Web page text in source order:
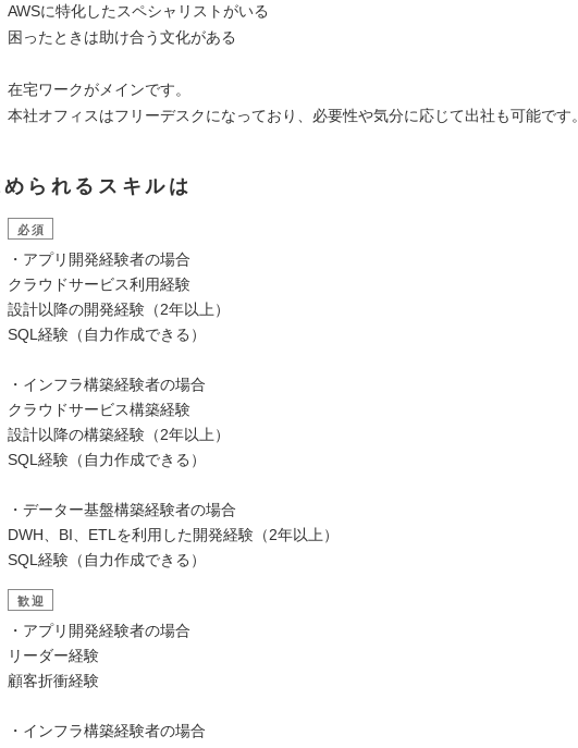
AWSに特化したスペシャリストがいる
困ったときは助け合う文化がある
在宅ワークがメインです。
本社オフィスはフリーデスクになっており、必要性や気分に応じて出社も可能です
られるスキルは
必須
・アプリ開発経験者の場合
クラウドサービス利用経験
設計以降の開発経験（2年以上）
SQL経験（自力作成できる）
・インフラ構築経験者の場合
クラウドサービス構築経験
設計以降の構築経験（2年以上）
SQL経験（自力作成できる）
・データー基盤構築経験者の場合
DWH、BI、ETLを利用した開発経験（2年以上）
SQL経験（自力作成できる）
歓迎
・アプリ開発経験者の場合
リーダー経験
顧客折衝経験
・インフラ構築経験者の場合